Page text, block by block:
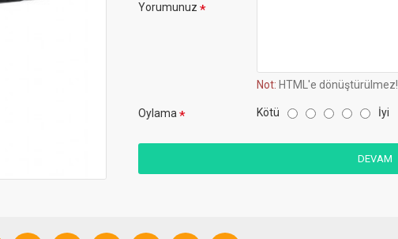
Yorumunuz
Not: HTML'e dönüştürülmez!
Oylama Kötü İyi
DEVAM